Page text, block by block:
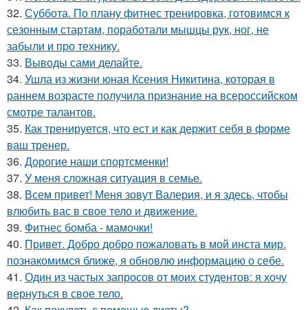
32. Суббота. По плану фитнес тренировка, готовимся к
сезонным стартам, поработали мышцы рук, ног, не
забыли и про технику.
33. Выводы сами делайте.
34. Ушла из жизни юная Ксения Никитина, которая в
раннем возрасте получила признание на всероссийском
смотре талантов.
35. Как тренируется, что ест и как держит себя в форме
ваш тренер.
36. Дорогие наши спортсменки!
37. У меня сложная ситуация в семье.
38. Всем привет! Меня зовут Валерия, и я здесь, чтобы
влюбить вас в свое тело и движение.
39. Фитнес бомба - мамочки!
40. Привет. Добро добро пожаловать в мой инста мир.
познакомимся ближе, я обновлю информацию о себе.
41. Один из частых запросов от моих студентов: я хочу
вернуться в свое тело.